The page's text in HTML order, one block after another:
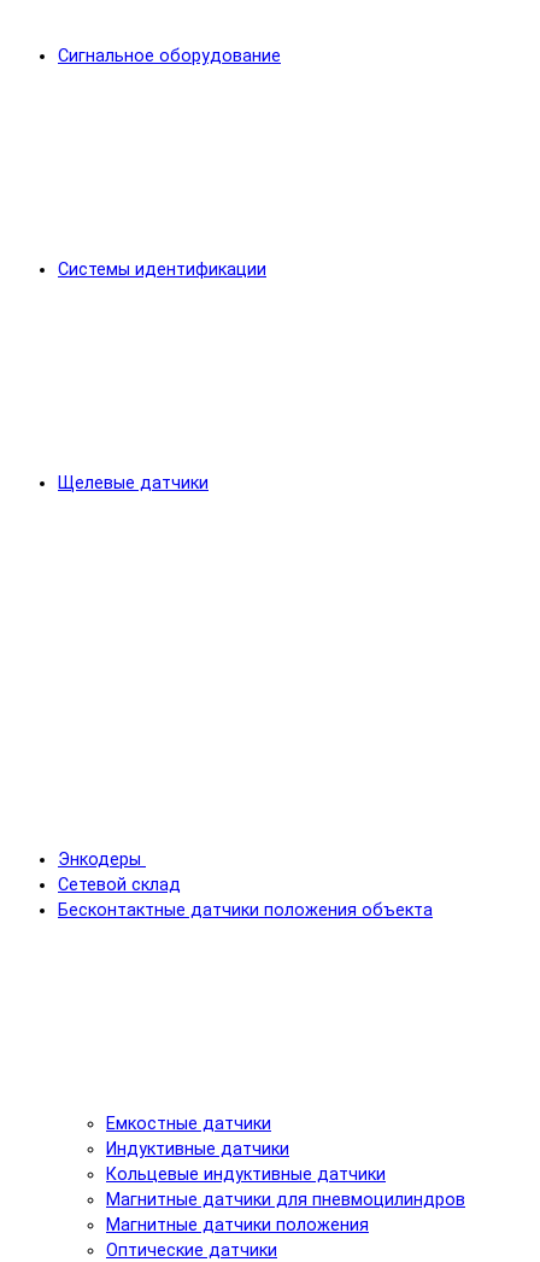
Сигнальное оборудование
Системы идентификации
Щелевые датчики
Энкодеры
Сетевой склад
Бесконтактные датчики положения объекта
Емкостные датчики
Индуктивные датчики
Кольцевые индуктивные датчики
Магнитные датчики для пневмоцилиндров
Магнитные датчики положения
Оптические датчики